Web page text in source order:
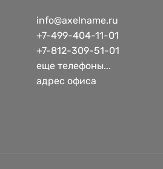
info@axelname.ru
+7-499-404-11-01
+7-812-309-51-01
еще телефоны...
адрес офиса